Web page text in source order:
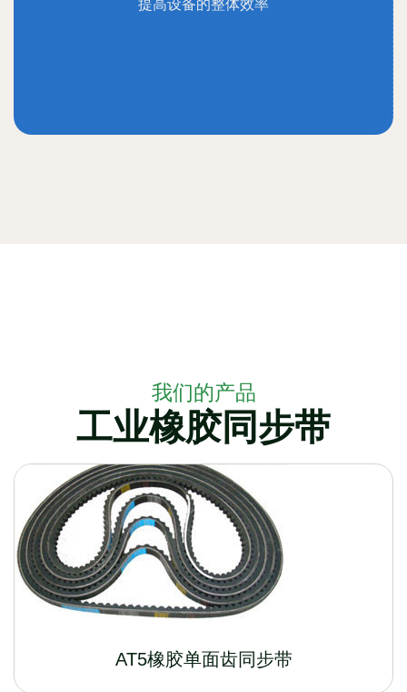
提高设备的整体效率
我们的产品
工业橡胶同步带
AT5橡胶单面齿同步带